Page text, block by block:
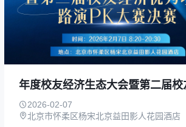
2026-02-07
北京市怀柔区杨宋北京益田影人花园酒店